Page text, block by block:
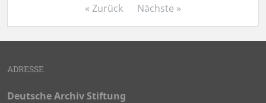
« Zurück Nächste »
ADRESSE
Deutsche Archiv Stiftung